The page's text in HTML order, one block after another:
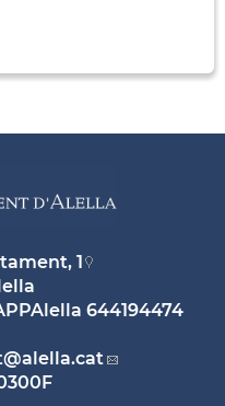
1
644194474
@alella.cat